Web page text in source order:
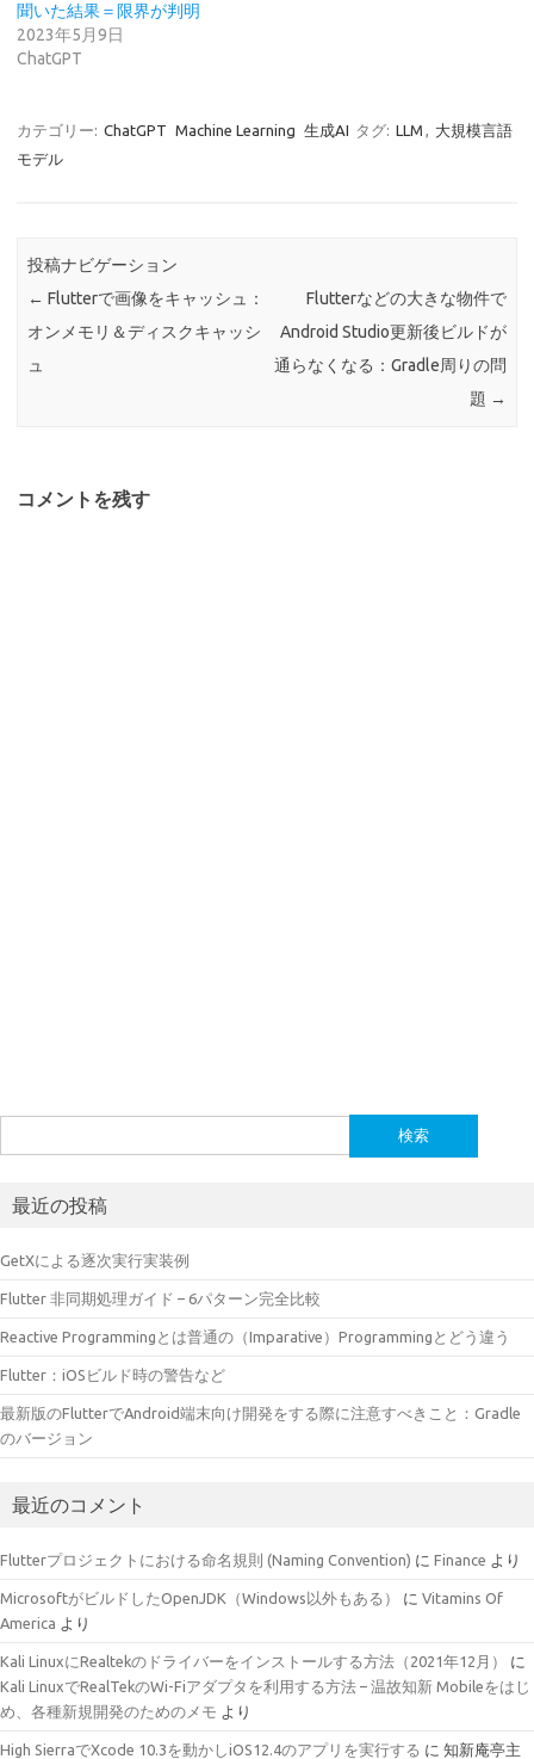
ン
ド
ウ
で
開
)
だ
さ
い
ィ
)
聞いた結果＝限界が判明
2023年5月9日
ChatGPT
カテゴリー: ChatGPT Machine Learning 生成AI タグ: LLM , 大規模言語
モデル
投稿ナビゲーション
← Flutterで画像をキャッシュ：
オンメモリ＆ディスクキャッシ
ュ
Flutterなどの大きな物件で
Android Studio更新後ビルドが
通らなくなる：Gradle周りの問
題 →
コメントを残す
索:
最近の投稿
GetXによる逐次実行実装例
Flutter 非同期処理ガイド – 6パターン完全比較
Reactive Programmingとは普通の（Imparative）Programmingとどう違う
Flutter：iOSビルド時の警告など
最新版のFlutterでAndroid端末向け開発をする際に注意すべきこと：Gradle
のバージョン
最近のコメント
Flutterプロジェクトにおける命名規則 (Naming Convention) に Finance より
MicrosoftがビルドしたOpenJDK（Windows以外もある） に Vitamins Of
America より
Kali LinuxにRealtekのドライバーをインストールする方法（2021年12月）
に
Kali LinuxでRealTekのWi-Fiアダプタを利用する方法 – 温故知新 Mobileをはじ
め、各種新規開発のためのメモ より
High SierraでXcode 10.3を動かしiOS12.4のアプリを実行する に 知新庵亭主